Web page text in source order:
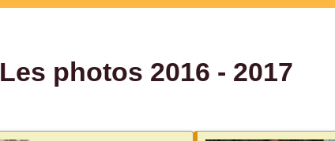
Les photos 2016 - 2017